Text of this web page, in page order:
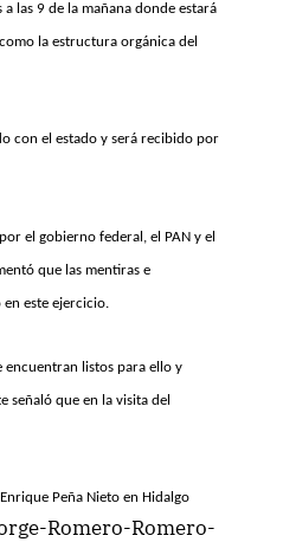
las 9 de la mañana donde estará
la estructura orgánica del
con el estado y será recibido por
el gobierno federal, el PAN y el
que las mentiras e
este ejercicio.
encuentran listos para ello y
señaló que en la visita del
Peña Nieto en Hidalgo
Romero-Romero-